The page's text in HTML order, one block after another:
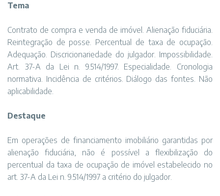
Tema
Contrato de compra e venda de imóvel. Alienação fiduciária.
Reintegração de posse. Percentual de taxa de ocupação.
Adequação. Discricionariedade do julgador. Impossibilidade.
Art. 37-A da Lei n. 9.514/1997. Especialidade. Cronologia
normativa. Incidência de critérios. Diálogo das fontes. Não
aplicabilidade.
Destaque
Em operações de financiamento imobiliário garantidas por
alienação fiduciária, não é possível a flexibilização do
percentual da taxa de ocupação de imóvel estabelecido no
art. 37-A da Lei n. 9.514/1997 a critério do julgador.